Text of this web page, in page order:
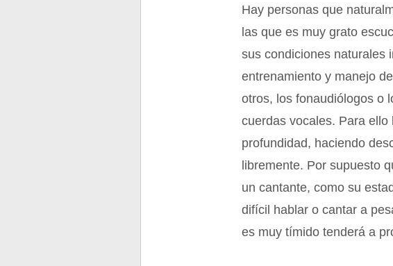
Hay personas que
las que es muy grato
sus condiciones naturales
entrenamiento y manejo
otros, los fonaudiólogos o
cuerdas vocales. Para
profundidad, haciendo
libremente. Por supuesto
un cantante, como su
difícil hablar o cantar a
es muy tímido tenderá a